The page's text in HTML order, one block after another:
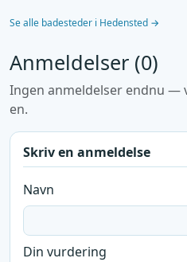
Se alle badesteder i Hedensted →
Anmeldelser (0)
Ingen anmeldelser endnu
en.
Skriv en anmeldelse
Navn
Din vurdering